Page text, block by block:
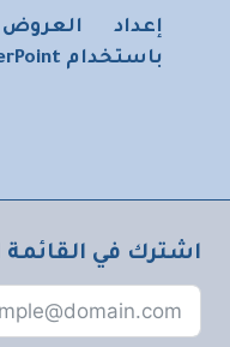
إعداد
باستخدام PowerPoint
اشترك في القائمة